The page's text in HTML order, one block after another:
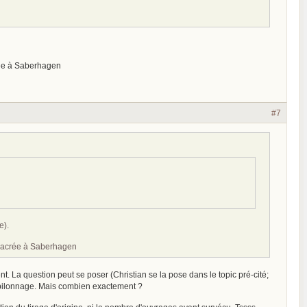
à Saberhagen
#7
à Saberhagen
La question peut se poser (Christian se la pose dans le topic pré-cité;
Mais combien exactement ?